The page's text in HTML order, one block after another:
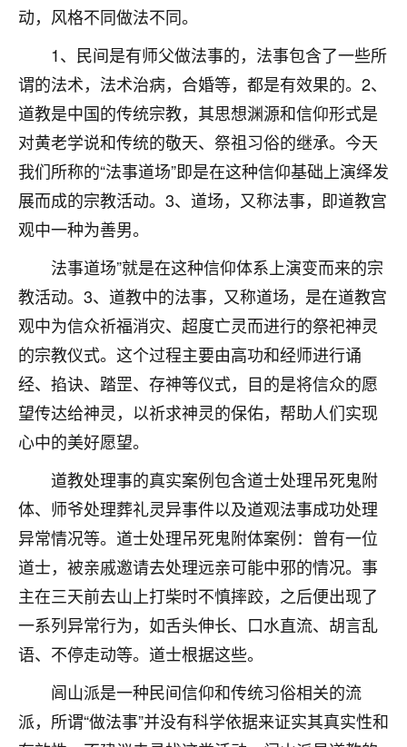
动，风格不同做法不同。
1、民间是有师父做法事的，法事包含了一些所
谓的法术，法术治病，合婚等，都是有效果的。2、
道教是中国的传统宗教，其思想渊源和信仰形式是
对黄老学说和传统的敬天、祭祖习俗的继承。今天
我们所称的“法事道场”即是在这种信仰基础上演绎发
展而成的宗教活动。3、道场，又称法事，即道教宫
观中一种为善男。
法事道场”就是在这种信仰体系上演变而来的宗
教活动。3、道教中的法事，又称道场，是在道教宫
观中为信众祈福消灾、超度亡灵而进行的祭祀神灵
的宗教仪式。这个过程主要由高功和经师进行诵
经、掐诀、踏罡、存神等仪式，目的是将信众的愿
望传达给神灵，以祈求神灵的保佑，帮助人们实现
心中的美好愿望。
道教处理事的真实案例包含道士处理吊死鬼附
体、师爷处理葬礼灵异事件以及道观法事成功处理
异常情况等。道士处理吊死鬼附体案例：曾有一位
道士，被亲戚邀请去处理远亲可能中邪的情况。事
主在三天前去山上打柴时不慎摔跤，之后便出现了
一系列异常行为，如舌头伸长、口水直流、胡言乱
语、不停走动等。道士根据这些。
闾山派是一种民间信仰和传统习俗相关的流
派，所谓“做法事”并没有科学依据来证实其真实性和
鹿森：恭喜升职加薪！！，请客吗？�
12小时前 来自北京 32
心心相印
我身体不太好，总是病病殃殃的，去检查又没什么大
问题，反正就是不舒服。中医西医看遍了，找不到问
题，后来无意中看到有人推荐慧来老师，跟老师聊过
之后，心情豁然开朗，也听老师建议，处理了一些因
果问题。今年以来，身体比以前好多，主要是心情好
了，老师说境随心转，现在深有体会了。
鹿森：是的，其实跟老师聊过之后，最大的感
触，首先就是心态会变好，万般皆是命，半点
不由人！
1天前 来自四川 9
金白水清
我也想找老师看看，有没有人给个联系方式的啊？
1天前 来自江西 12
青春168
我也想要，我也想要！
2天前 来自山西 15
Jessica李
老师做不做超度法事？我想给我奶奶做超度，她今年
刚去世了。
七零老顽童：我母亲前年离世，刚开始我经常